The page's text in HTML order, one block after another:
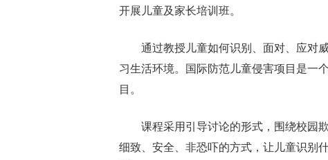
开展儿童及家长培训班。
通过教授儿童如何识别、面对、应对
习生活环境。国际防范儿童侵害项目是一
目。
课程采用引导讨论的形式，围绕校园
细致、安全、非恐吓的方式，让儿童识别